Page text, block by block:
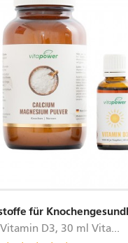
für
D3, 30 ml Vita...